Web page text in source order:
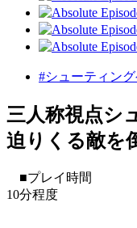
#シューティン
三人称視点シ
迫りくる敵を
■プレイ時間
10分程度